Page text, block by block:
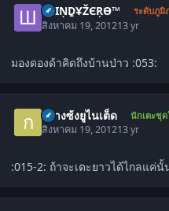
ШἹŅḎҰŽЄŖӨ™ ระดับภูมิ
สิงหาคม 19, 201213 yr
มองดองด้าคิดถึงบ้านป่าว :053:
กว่างซ้งยูไนเต็ด นักเตะชุ
สิงหาคม 19, 201213 yr
:015-2: ถ้าจะเตะยาวได้ไกลแค่